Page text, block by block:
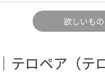
欲しいも
ロペア（テ